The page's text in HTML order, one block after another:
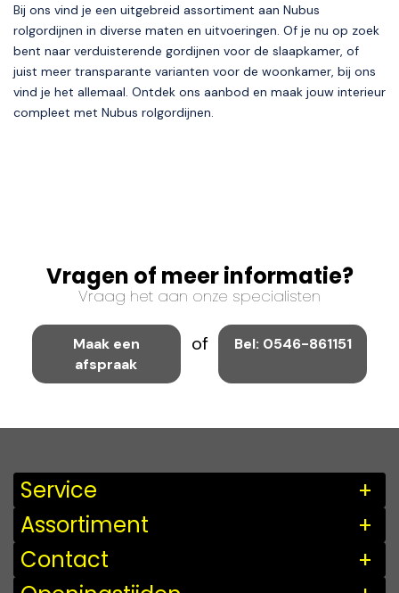
Bij ons vind je een uitgebreid assortiment aan Nubus
rolgordijnen in diverse maten en uitvoeringen. Of je nu op zoek
bent naar verduisterende gordijnen voor de slaapkamer, of
juist meer transparante varianten voor de woonkamer, bij ons
vind je het allemaal. Ontdek ons aanbod en maak jouw interieur
compleet met Nubus rolgordijnen.
Vragen of meer informatie?
Vraag het aan onze specialisten
Maak een
afspraak
of Bel: 0546-861151
Service
Assortiment
Contact